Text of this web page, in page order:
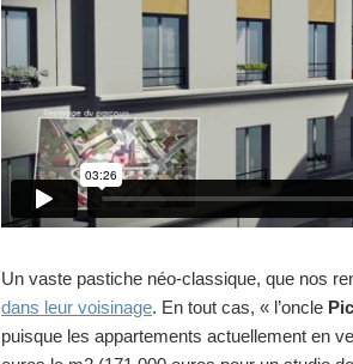
Un vaste pastiche néo-classique, que nos
dans leur voisinage. En tout cas, « l’oncle
puisque les appartements actuellement en